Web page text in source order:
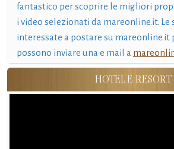
fantastico per scoprire le migliori
i video selezionati da mareonline.it. Le
interessate a postare su mareonline.it
possono inviare una e mail a
HOTEL E RESORT